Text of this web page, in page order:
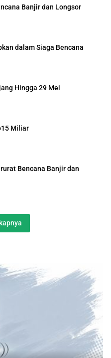
Banjir dan Longsor
dalam Siaga Bencana
Hingga 29 Mei
Miliar
Bencana Banjir dan